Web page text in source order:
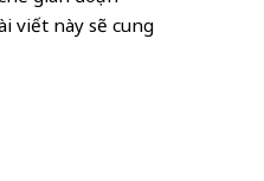
viết này sẽ cung